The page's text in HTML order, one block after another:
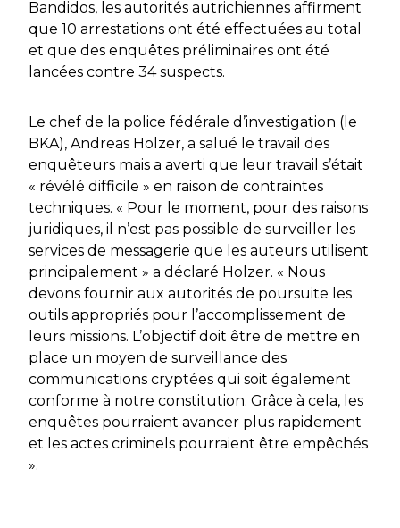
Bandidos, les autorités autrichiennes affirment
que 10 arrestations ont été effectuées au total
et que des enquêtes préliminaires ont été
lancées contre 34 suspects.
Le chef de la police fédérale d’investigation (le
BKA), Andreas Holzer, a salué le travail des
enquêteurs mais a averti que leur travail s’était
« révélé difficile » en raison de contraintes
techniques. « Pour le moment, pour des raisons
juridiques, il n’est pas possible de surveiller les
services de messagerie que les auteurs utilisent
principalement » a déclaré Holzer. « Nous
devons fournir aux autorités de poursuite les
outils appropriés pour l’accomplissement de
leurs missions. L’objectif doit être de mettre en
place un moyen de surveillance des
communications cryptées qui soit également
conforme à notre constitution. Grâce à cela, les
enquêtes pourraient avancer plus rapidement
et les actes criminels pourraient être empêchés
».